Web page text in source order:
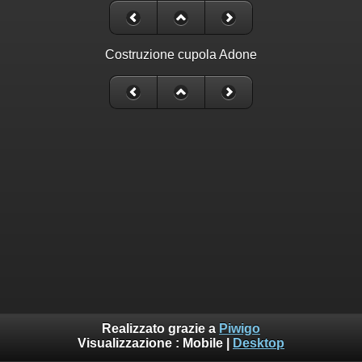
Costruzione cupola Adone
Realizzato grazie a Piwigo
Visualizzazione : Mobile Desktop